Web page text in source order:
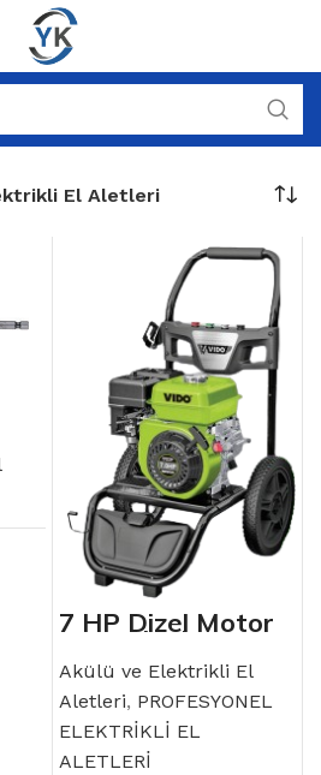
El Aletleri
7 HP Dizel Motor
Basınçlı Yıkama
Makinesi
Akülü ve Elektrikli El
Aletleri, PROFESYONEL
ELEKTRİKLİ EL
ALETLERİ